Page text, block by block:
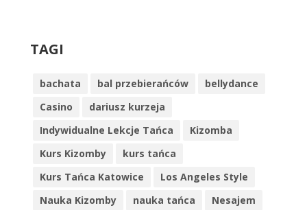
TAGI
bachata bal przebierańców
bellydance
Casino
dariusz kurzeja
Indywidualne Lekcje Tańca
Kizomba
Kurs Kizomby
kurs tańca
Kurs Tańca Katowice
Los Angeles Style
Nauka Kizomby
nauka tańca
Nesajem